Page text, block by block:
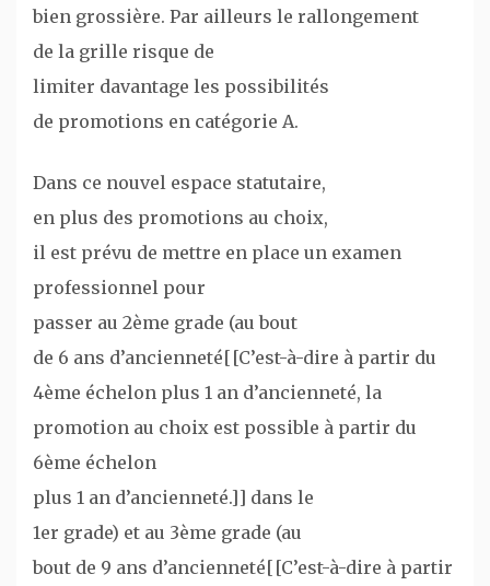
bien grossière. Par ailleurs le rallongement
de la grille risque de
limiter davantage les possibilités
de promotions en catégorie A.
Dans ce nouvel espace statutaire,
en plus des promotions au choix,
il est prévu de mettre en place un examen
professionnel pour
passer au 2ème grade (au bout
de 6 ans d’ancienneté[[C’est-à-dire à partir du
4ème échelon plus 1 an d’ancienneté, la
promotion au choix est possible à partir du
6ème échelon
plus 1 an d’ancienneté.]] dans le
1er grade) et au 3ème grade (au
bout de 9 ans d’ancienneté[[C’est-à-dire à partir